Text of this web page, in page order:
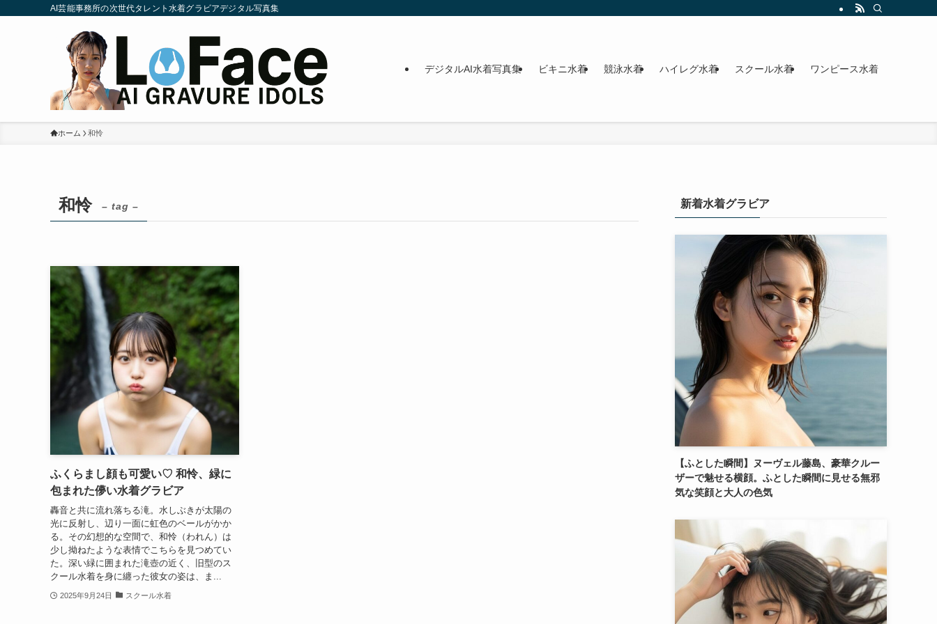
AI芸能事務所の次世代タレント水着グラビアデジタル写真集
デジタルAI水着写真集 ビキニ水着 競泳水着 ハイレグ水着 スクール水着 ワンピース水着
ホーム 和怜
和怜 – tag –
ふくらまし顔も可愛い♡ 和怜、緑に
包まれた儚い水着グラビア
轟音と共に流れ落ちる滝。水しぶきが太陽の
光に反射し、辺り一面に虹色のベールがかか
る。その幻想的な空間で、和怜（われん）は
少し拗ねたような表情でこちらを見つめてい
た。深い緑に囲まれた滝壺の近く、旧型のス
クール水着を身に纏った彼女の姿は、ま...
2025年9月24日 スクール水着
新着水着グラビア
【ふとした瞬間】ヌーヴェル藤島、豪華クルー
ザーで魅せる横顔。ふとした瞬間に見せる無邪
気な笑顔と大人の色気